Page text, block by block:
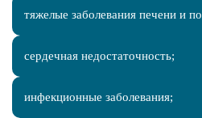
Пилинги
Пилинг
Чистка лица
тяжелые заболевания печени и
сердечная недостаточность;
инфекционные заболевания;